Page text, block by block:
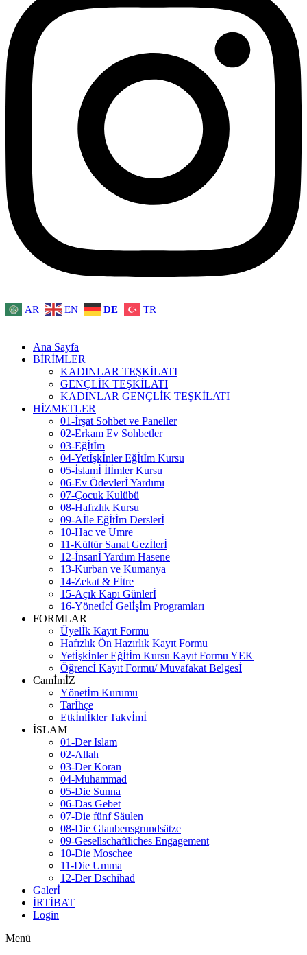
AR EN DE TR
Ana Sayfa
BİRİMLER
KADINLAR TEŞKİLATI
GENÇLİK TEŞKİLATI
KADINLAR GENÇLİK TEŞKİLATI
HİZMETLER
01-İrşat Sohbet ve Paneller
02-Erkam Ev Sohbetler
03-Eğİtİm
04-Yetİşkİnler Eğİtİm Kursu
05-İslamİ İlİmler Kursu
06-Ev Ödevlerİ Yardımı
07-Çocuk Kulübü
08-Hafızlık Kursu
09-Aİle Eğİtİm Derslerİ
10-Hac ve Umre
11-Kültür Sanat Gezİlerİ
12-İnsanİ Yardım Hasene
13-Kurban ve Kumanya
14-Zekat & Fİtre
15-Açık Kapı Günlerİ
16-Yönetİcİ Gelİşİm Programları
FORMLAR
Üyelİk Kayıt Formu
Hafızlık Ön Hazırlık Kayıt Formu
Yetİşkİnler Eğİtİm Kursu Kayıt Formu YEK
Öğrencİ Kayıt Formu/ Muvafakat Belgesİ
CamİmİZ
Yönetİm Kurumu
Tarİhçe
Etkİnlİkler Takvİmİ
İSLAM
01-Der Islam
02-Allah
03-Der Koran
04-Muhammad
05-Die Sunna
06-Das Gebet
07-Die fünf Säulen
08-Die Glaubensgrundsätze
09-Gesellschaftliches Engagement
10-Die Moschee
11-Die Umma
12-Der Dschihad
Galerİ
İRTİBAT
Login
Menü